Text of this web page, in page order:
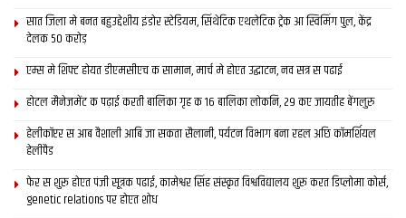
सात जिला मे बनत बहुउद्देशीय इंडोर स्‍टेडि‍यम, सिंथेटिक एथलेटिक ट्रेक आ स्विमिंग पुल, केंद्र
देलक 50 करोड़
एम्स मे शिफ्ट होयत डीएमसीएच क सामान, मार्च मे होएत उद्घाटन, नव सत्र स पढाई
होटल मैनेजमेंट क पढ़ाई करती बालिका गृह क 16 बालिका लोकनि, 29 कए जायतीह बेंगलुरु
हेलीकॉप्टर स आब वैशाली आबि जा सकता सैलानी, पर्यटन विभाग बना रहल अछि कॉमर्शियल
हेलीपैड
फेर स शुरू होएत पंजी सूत्रक पढाई, कामेश्वर सिंह संस्कृत विश्वविद्यालय शुरू करत डिप्लोमा कोर्स,
genetic relations पर होएत शोध